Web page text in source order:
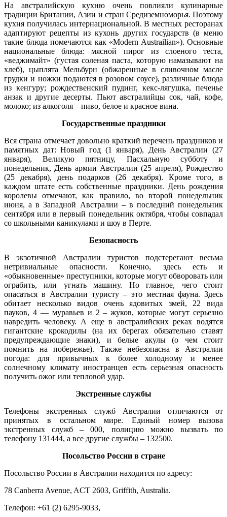
На австралийскую кухню очень повлияли кулинарные
традиции Британии, Азии и стран Средиземноморья. Поэтому
кухня получилась интернациональной. В местных ресторанах
адаптируют рецепты из кухонь других государств (в меню
такие блюда помечаются как «Modern Austrailian»). Основные
национальные блюда: мясной пирог из слоеного теста,
«веджимайт» (густая соленая паста, которую намазывают на
хлеб), цыплята Мельбурн (обжаренные в сливочном масле
грудки и ножки подаются в розовом соусе), различные блюда
из кенгуру; рождественский пудинг, кекс-лягушка, печенье
анзак и другие десерты. Пьют австралийцы сок, чай, кофе,
молоко; из алкоголя – пиво, белое и красное вина.
Государственные праздники
Вся страна отмечает довольно краткий перечень праздников и
памятных дат: Новый год (1 января), День Австралии (27
января), Великую пятницу, Пасхальную субботу и
понедельник, День армии Австралии (25 апреля), Рождество
(25 декабря), день подарков (26 декабря). Кроме того, в
каждом штате есть собственные праздники. День рождения
королевы отмечают, как правило, во второй понедельник
июня, а в Западной Австралии – в последний понедельник
сентября или в первый понедельник октября, чтобы совпадал
со школьными каникулами и шоу в Перте.
Безопасность
В экзотичной Австралии туристов подстерегают весьма
нетривиальные опасности. Конечно, здесь есть и
«обыкновенные» преступники, которые могут обворовать или
ограбить, или угнать машину. Но главное, чего стоит
опасаться в Австралии туристу – это местная фауна. Здесь
обитает несколько видов очень ядовитых змей, 22 вида
пауков, 4 — муравьев и 2 – жуков, которые могут серьезно
навредить человеку. А еще в австралийских реках водятся
гигантские крокодилы (на их берегах обязательно ставят
предупреждающие знаки), и белые акулы (о чем стоит
помнить на побережье). Также небезопасна в Австралии
погода: для привычных к более холодному и менее
солнечному климату иностранцев есть серьезная опасность
получить ожог или тепловой удар.
Экстренные службы
Телефоны экстренных служб Австралии отличаются от
принятых в остальном мире. Единый номер вызова
экстренных служб – 000, полицию можно вызвать по
телефону 131444, а все другие службы – 132500.
Посольство России в стране
Посольство России в Австралии находится по адресу:
78 Canberra Avenue, ACT 2603, Griffith, Australia.
Телефон: +61 (2) 6295-9033,